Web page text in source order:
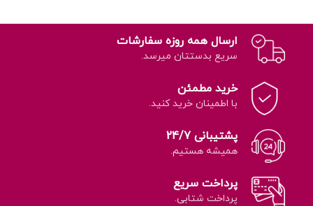
ارسال همه روزه سفارشات
سریع بدستتان میرسد.
خرید مطمئن
با اطمینان خرید کنید.
پشتیبانی 24/7
همیشه هستیم.
پرداخت سریع
پرداخت شتابی.